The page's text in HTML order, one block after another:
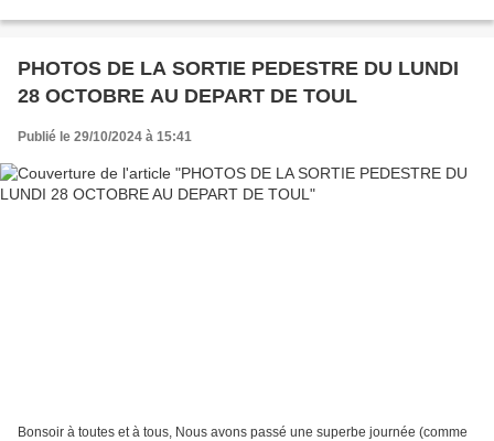
PHOTOS DE LA SORTIE PEDESTRE DU LUNDI
28 OCTOBRE AU DEPART DE TOUL
Publié le 29/10/2024 à 15:41
Bonsoir à toutes et à tous, Nous avons passé une superbe journée (comme